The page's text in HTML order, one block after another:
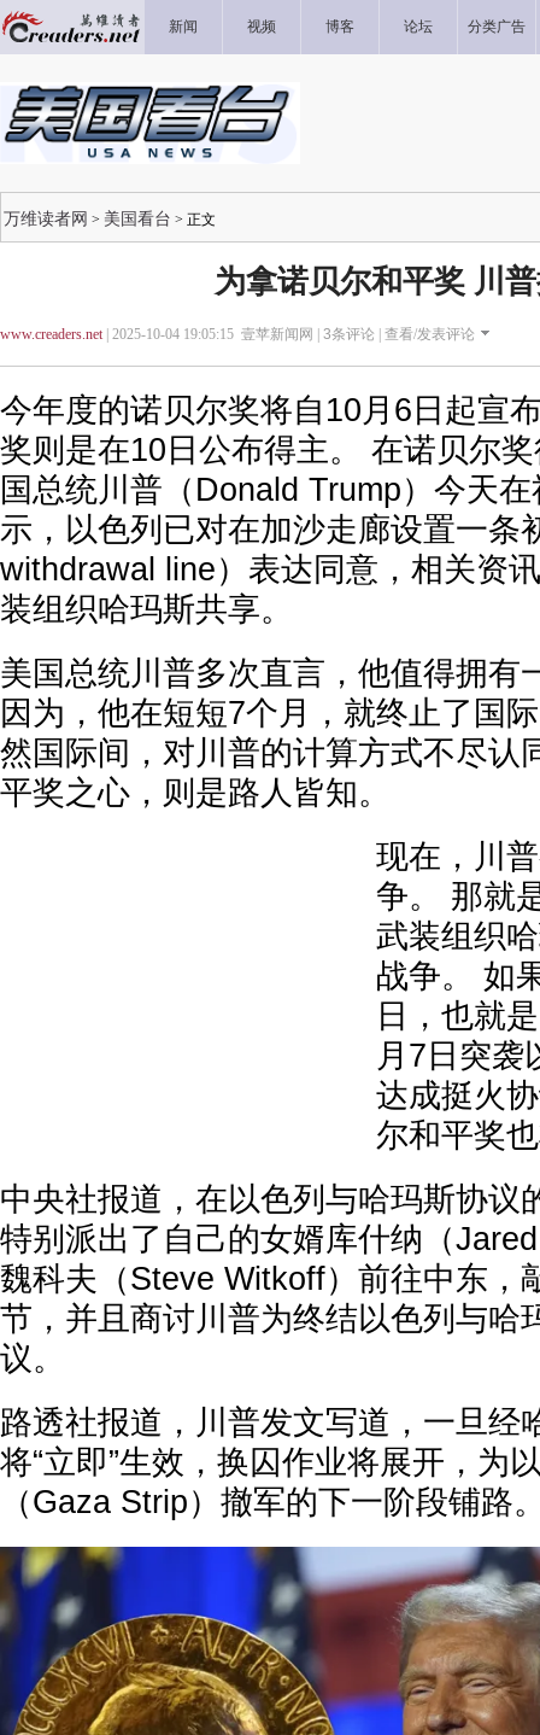
新闻 视频 博客 论坛 分类广告
万维读者网 > 美国看台 > 正文
为拿诺贝尔和平奖 川
www.creaders.net| 2025-10-04 19:05:15 壹苹新闻网 | 3条评论 | 查看/发表评论
今年度的诺贝尔奖将自10月6日起宣
奖则是在10日公布得主。 在诺贝尔
国总统川普（Donald Trump）今天
示，以色列已对在加沙走廊设置一条
withdrawal line）表达同意，相关资
装组织哈玛斯共享。
美国总统川普多次直言，他值得拥有
因为，他在短短7个月，就终止了国
然国际间，对川普的计算方式不尽认
平奖之心，则是路人皆知。
现在，川
争。 那就
武装组织
战争。 如
日，也就
月7日突袭
达成挺火
尔和平奖
中央社报道，在以色列与哈玛斯协议
特别派出了自己的女婿库什纳（
魏科夫（Steve Witkoff）前往中东，
节，并且商讨川普为终结以色列与哈
议。
路透社报道，川普发文写道，一旦经
将“立即”生效，换囚作业将展开，为
（Gaza Strip）撤军的下一阶段铺路